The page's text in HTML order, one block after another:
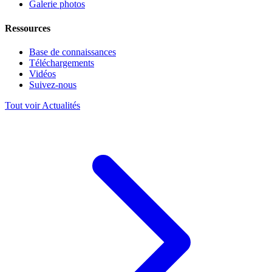
Galerie photos
Ressources
Base de connaissances
Téléchargements
Vidéos
Suivez-nous
Tout voir Actualités